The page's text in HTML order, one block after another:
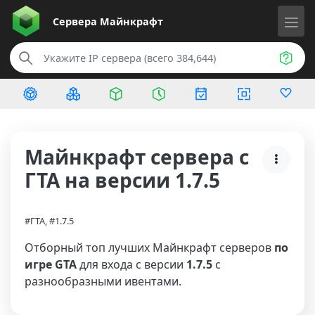
Сервера Майнкрафт
Майнкрафт сервера с
ГТА на версии 1.7.5
#ГТА, #1.7.5
Отборный топ лучших Майнкрафт серверов по
игре GTAдля входа с версии 1.7.5 с
разнообразными ивентами.